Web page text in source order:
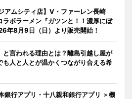
アムシティ店】V・ファーレン長崎
ボラーメン『ガツンと！！濃厚にぼ
年8月9日（日）より販売開始！
と言われる理由とは？離島引越し屋が
も人と人とが温かくつながり合える希
銀行アプリ・十八親和銀行アプリ ＞機